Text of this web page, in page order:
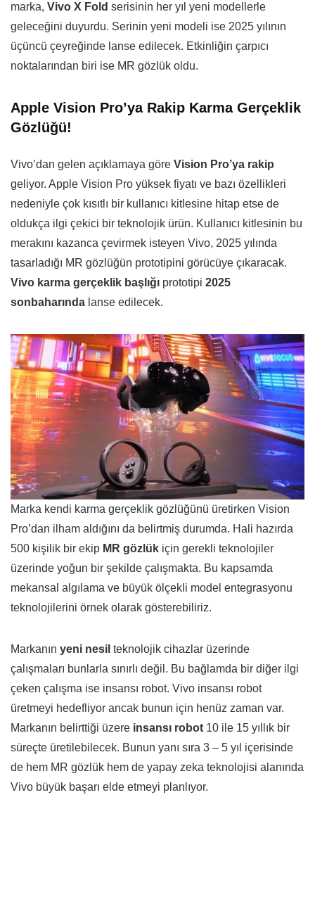
marka, Vivo X Fold serisinin her yıl yeni modellerle
geleceğini duyurdu. Serinin yeni modeli ise 2025 yılının
üçüncü çeyreğinde lanse edilecek. Etkinliğin çarpıcı
noktalarından biri ise MR gözlük oldu.
Apple Vision Pro’ya Rakip Karma Gerçeklik
Gözlüğü!
Vivo’dan gelen açıklamaya göre Vision Pro’ya rakip
geliyor. Apple Vision Pro yüksek fiyatı ve bazı özellikleri
nedeniyle çok kısıtlı bir kullanıcı kitlesine hitap etse de
oldukça ilgi çekici bir teknolojik ürün. Kullanıcı kitlesinin bu
merakını kazanca çevirmek isteyen Vivo, 2025 yılında
tasarladığı MR gözlüğün prototipini görücüye çıkaracak.
Vivo karma gerçeklik başlığı prototipi 2025
sonbaharında lanse edilecek.
Marka kendi karma gerçeklik gözlüğünü üretirken Vision
Pro’dan ilham aldığını da belirtmiş durumda. Hali hazırda
500 kişilik bir ekip MR gözlük için gerekli teknolojiler
üzerinde yoğun bir şekilde çalışmakta. Bu kapsamda
mekansal algılama ve büyük ölçekli model entegrasyonu
teknolojilerini örnek olarak gösterebiliriz.
Markanın yeni nesil teknolojik cihazlar üzerinde
çalışmaları bunlarla sınırlı değil. Bu bağlamda bir diğer ilgi
çeken çalışma ise insansı robot. Vivo insansı robot
üretmeyi hedefliyor ancak bunun için henüz zaman var.
Markanın belirttiği üzere insansı robot 10 ile 15 yıllık bir
süreçte üretilebilecek. Bunun yanı sıra 3 – 5 yıl içerisinde
de hem MR gözlük hem de yapay zeka teknolojisi alanında
Vivo büyük başarı elde etmeyi planlıyor.